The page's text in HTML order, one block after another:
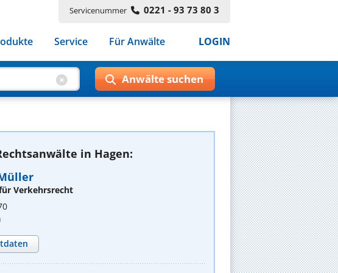
Servicenummer 0221 - 93 73 80 3
Service Für Anwälte LOGIN
in Hagen:
Verkehrsrecht